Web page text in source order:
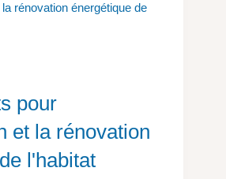
rénovation énergétique de
pour
et la rénovation
l'habitat